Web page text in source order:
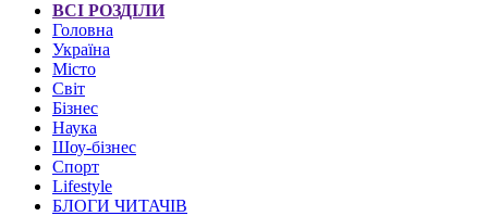
ВСІ РОЗДІЛИ
Головна
Україна
Місто
Світ
Бізнес
Наука
Шоу-бізнес
Спорт
Lifestyle
БЛОГИ ЧИТАЧІВ